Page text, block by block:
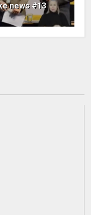
news #13